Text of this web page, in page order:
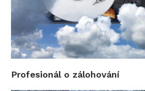
Profesionál o zálohování